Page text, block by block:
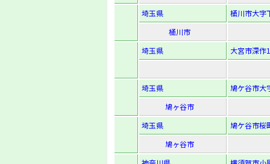
埼玉県
桶川市大字
桶川市
埼玉県
大宮市深作
埼玉県
鳩ケ谷市大
鳩ヶ谷市
埼玉県
鳩ケ谷市桜
鳩ヶ谷市